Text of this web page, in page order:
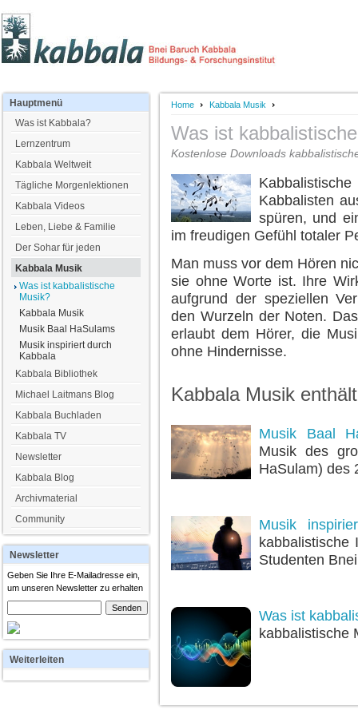
Home Kabbala Musik
Was ist
Kostenlose Downloads
Kabbalisten
spüren, und
im freudigen Gefühl totaler
Man muss vor dem Hören
sie ohne Worte ist. Ihre
aufgrund der speziellen
den Wurzeln der Noten.
erlaubt dem Hörer, die
ohne Hindernisse.
Kabbala Musik enthält
Musik Baal
Musik des
HaSulam) des
Musik
kabbalistische
Studenten
Was ist
kabbalistische
Hauptmenü
Was ist Kabbala?
Lernzentrum
Kabbala Weltweit
Tägliche Morgenlektionen
Kabbala Videos
Leben, Liebe & Familie
Der Sohar für jeden
Kabbala Musik
Was ist kabbalistische
Musik?
Kabbala Musik
Musik Baal HaSulams
Musik inspiriert durch
Kabbala
Kabbala Bibliothek
Michael Laitmans Blog
Kabbala Buchladen
Kabbala TV
Newsletter
Kabbala Blog
Archivmaterial
Community
Newsletter
Geben Sie Ihre E-Mailadresse ein,
um unseren Newsletter zu erhalten
Weiterleiten